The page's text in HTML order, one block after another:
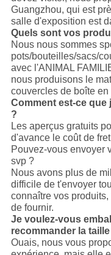
Guangzhou, qui est
salle d'exposition est
Quels sont vos
Nous nous sommes
pots/bouteilles/sacs/
avec l'ANIMAL
nous produisons le
couvercles de boîte
Comment est-ce
?
Les aperçus gratuits
d'avance le coût de
Pouvez-vous envoyer
svp ?
Nous avons plus de
difficile de t'envoyer
connaître vos
de fournir.
Je voulez-vous
recommander la taille
Ouais, nous vous